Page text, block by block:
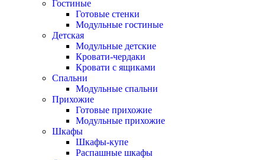
Гостиные
Готовые стенки
Модульные гостиные
Детская
Модульные детские
Кровати-чердаки
Кровати с ящиками
Спальни
Модульные спальни
Прихожие
Готовые прихожие
Модульные прихожие
Шкафы
Шкафы-купе
Распашные шкафы